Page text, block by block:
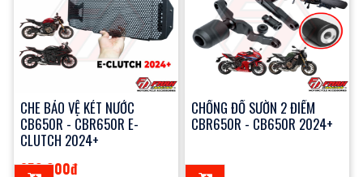
CHE BẢO VỆ KÉT NƯỚC
CB650R - CBR650R E-
CLUTCH 2024+
850,000đ
CHỐNG ĐỔ SƯỜN 2 ĐIỂM
CBR650R - CB650R 2024+